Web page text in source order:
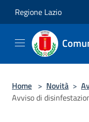
Regione Lazio
Home > Novità >
Avviso di